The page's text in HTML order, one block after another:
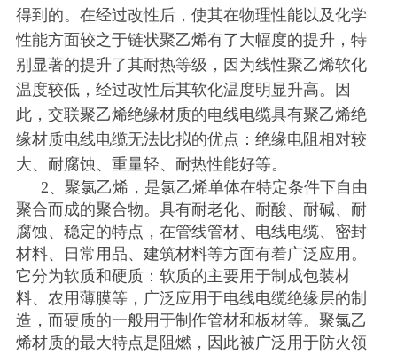
得到的。在经过改性后，使其在物理性能以及化学
性能方面较之于链状聚乙烯有了大幅度的提升，特
别显著的提升了其耐热等级，因为线性聚乙烯软化
温度较低，经过改性后其软化温度明显升高。因
此，交联聚乙烯绝缘材质的电线电缆具有聚乙烯绝
缘材质电线电缆无法比拟的优点：绝缘电阻相对较
大、耐腐蚀、重量轻、耐热性能好等。
2、聚氯乙烯，是氯乙烯单体在特定条件下自由
聚合而成的聚合物。具有耐老化、耐酸、耐碱、耐
腐蚀、稳定的特点，在管线管材、电线电缆、密封
材料、日常用品、建筑材料等方面有着广泛应用。
它分为软质和硬质：软质的主要用于制成包装材
料、农用薄膜等，广泛应用于电线电缆绝缘层的制
造，而硬质的一般用于制作管材和板材等。聚氯乙
烯材质的最大特点是阻燃，因此被广泛用于防火领